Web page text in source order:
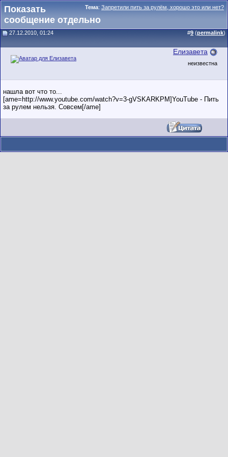
Тема: Запретили пить за рулëм, хорошо это или нет?
Показать
сообщение отдельно
27.12.2010, 01:24 #9 (permalink)
Елизавета
неизвестна
нашла вот что то...
[ame=http://www.youtube.com/watch?v=3-gVSKARKPM]YouTube - Пить
за рулем нельзя. Совсем[/ame]